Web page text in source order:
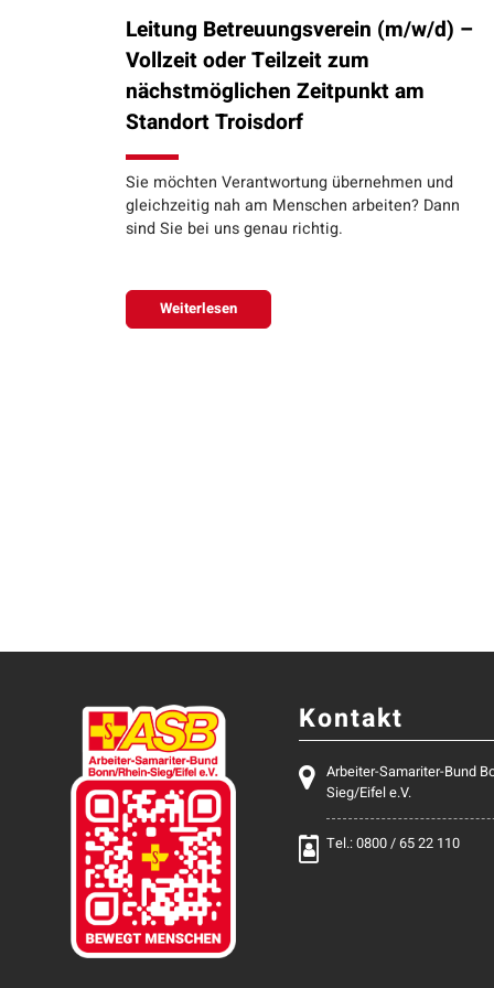
Leitung Betreuungsverein (m/w/d) –
Vollzeit oder Teilzeit zum
nächstmöglichen Zeitpunkt am
Standort Troisdorf
Sie möchten Verantwortung übernehmen und
gleichzeitig nah am Menschen arbeiten? Dann
sind Sie bei uns genau richtig.
Weiterlesen
Kontakt
Arbeiter-Samariter-Bund
Sieg/Eifel e.V.
Tel.: 0800 / 65 22 110